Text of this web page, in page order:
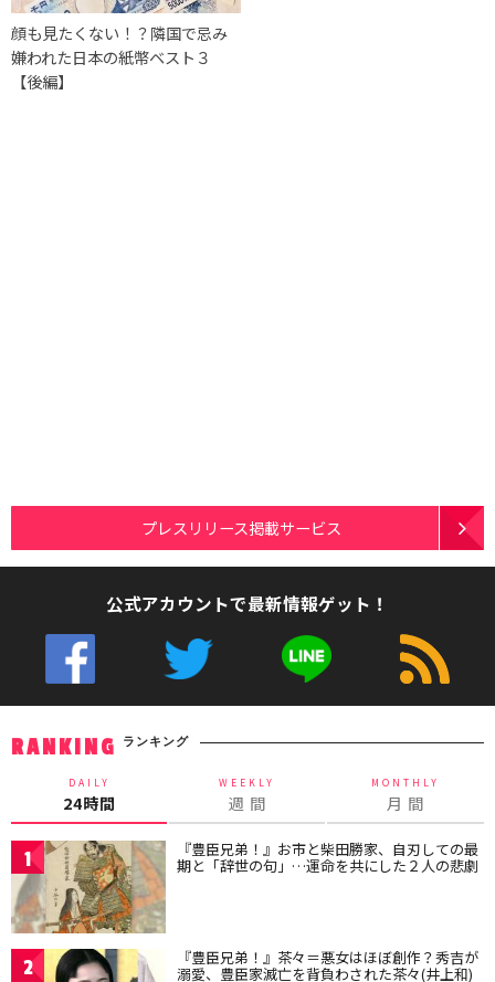
顔も見たくない！？隣国で忌み
嫌われた日本の紙幣ベスト３
【後編】
プレスリリース掲載サービス
公式アカウントで最新情報ゲット！
RANKING ランキング
DAILY
24時間
WEEKLY
週 間
MONTHLY
月 間
1 『豊臣兄弟！』お市と柴田勝家、自刃しての最
期と「辞世の句」…運命を共にした２人の悲劇
2 『豊臣兄弟！』茶々＝悪女はほぼ創作？秀吉が
溺愛、豊臣家滅亡を背負わされた茶々(井上和)